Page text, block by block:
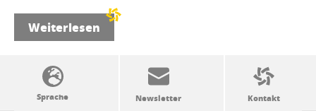
Weiterlesen
SSW-Politik von A bis Z